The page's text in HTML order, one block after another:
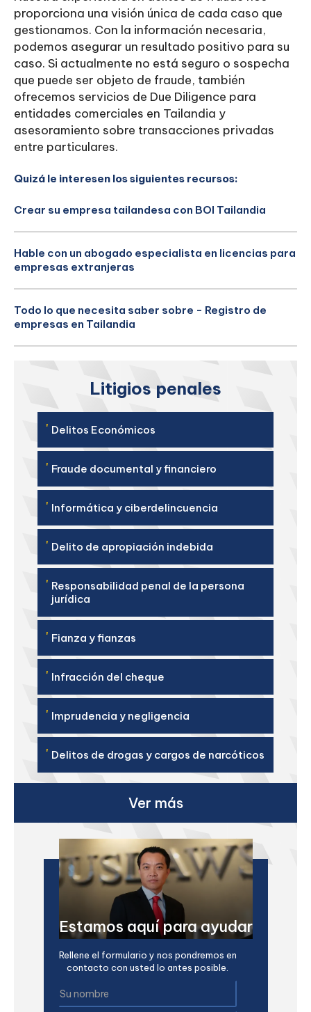
proporciona una visión única de cada caso que
gestionamos. Con la información necesaria,
podemos asegurar un resultado positivo para su
caso. Si actualmente no está seguro o sospecha
que puede ser objeto de fraude, también
ofrecemos servicios de Due Diligence para
entidades comerciales en Tailandia y
asesoramiento sobre transacciones privadas
entre particulares.
Quizá le interesen los siguientes recursos:
Crear su empresa tailandesa con BOI Tailandia
Hable con un abogado especialista en licencias para
empresas extranjeras
Todo lo que necesita saber sobre - Registro de
empresas en Tailandia
Litigios penales
' Delitos Económicos
' Fraude documental y financiero
' Informática y ciberdelincuencia
' Delito de apropiación indebida
' Responsabilidad penal de la persona
jurídica
' Fianza y fianzas
' Infracción del cheque
' Imprudencia y negligencia
' Delitos de drogas y cargos de narcóticos
Ver más
Estamos aquí para ayudar
Rellene el formulario y nos pondremos en
contacto con usted lo antes posible.